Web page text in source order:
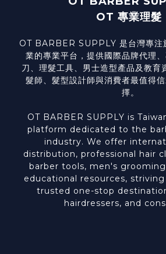
OT 專業理髮
OT BARBER SUPPLY 是台灣專注
業的專業平台，提供國際品牌代理
刀、理髮工具、男士造型產品及教育
髮師、髮型設計師與消費者最值得
擇。
OT BARBER SUPPLY is
platform dedicated to the
industry. We offer
distribution, professional hair
barber tools, men's
educational resources,
trusted one-stop
hairdressers, and